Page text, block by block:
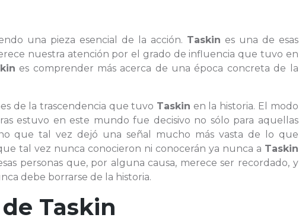
una pieza esencial de la acción. Taskin es una de esas
nuestra atención por el grado de influencia que tuvo en
es comprender más acerca de una época concreta de la
de la trascendencia que tuvo Taskin en la historia. El modo
estuvo en este mundo fue decisivo no sólo para aquellas
que tal vez dejó una señal mucho más vasta de lo que
tal vez nunca conocieron ni conocerán ya nunca a Taskin
personas que, por alguna causa, merece ser recordado, y
debe borrarse de la historia.
Taskin